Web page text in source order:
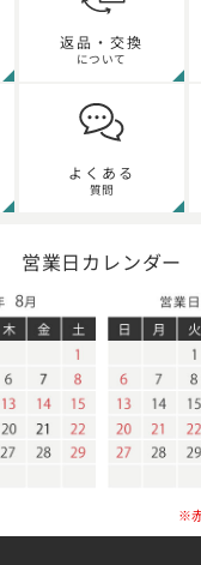
返品・交換
について
よくある
質問
営業日カレンダー
※